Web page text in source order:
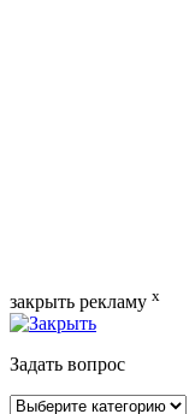
закрыть рекламу x
Задать вопрос